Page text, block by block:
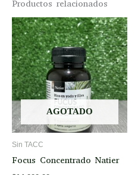
Productos relacionados
AGOTADO
Sin TACC
Focus Concentrado Natier